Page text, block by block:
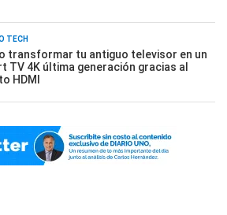
TECH
transformar tu antiguo televisor en un
TV 4K última generación gracias al
HDMI